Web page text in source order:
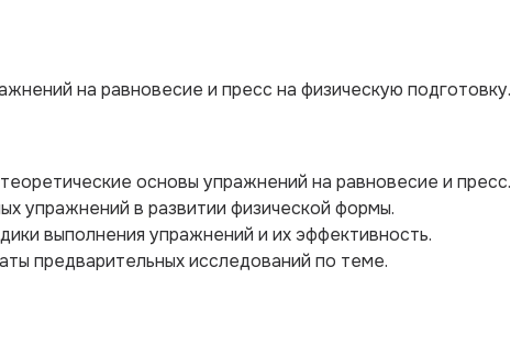
на равновесие и пресс на физическую подготовку.
основы упражнений на равновесие и пресс.
упражнений в развитии физической формы.
выполнения упражнений и их эффективность.
предварительных исследований по теме.